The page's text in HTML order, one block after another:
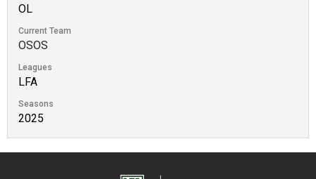
OL
Current Team
OSOS
Leagues
LFA
Seasons
2025